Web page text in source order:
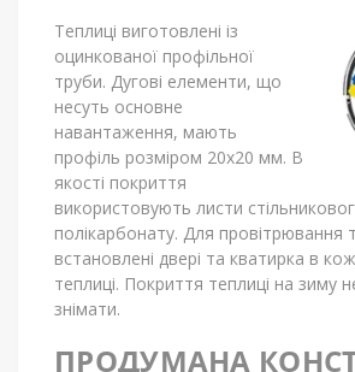
Теплиці виготовлені із
оцинкованої профільної
труби. Дугові елементи, що
несуть основне
навантаження, мають
профіль розміром 20х20 мм. В
якості покриття
використовують листи
полікарбонату. Для провітрювання
встановлені двері та кватирка в
теплиці. Покриття теплиці на зиму
знімати.
ПРОДУМАНА